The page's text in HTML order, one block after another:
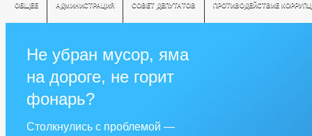
ОБЩЕЕ АДМИНИСТРАЦИЯ СОВЕТ ДЕПУТАТОВ ПРОТИВОДЕЙСТВИЕ
Не убран мусор, яма
на дороге, не горит
фонарь?
Столкнулись с проблемой —